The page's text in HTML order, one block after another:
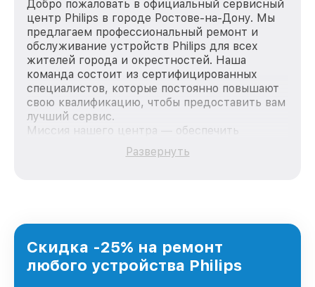
Добро пожаловать в официальный сервисный
центр Philips в городе Ростове-на-Дону. Мы
предлагаем профессиональный ремонт и
обслуживание устройств Philips для всех
жителей города и окрестностей. Наша
команда состоит из сертифицированных
специалистов, которые постоянно повышают
свою квалификацию, чтобы предоставить вам
лучший сервис.
Миссия нашего центра — обеспечить
качественный и доступный ремонт для
каждого пользователя продукции Philips, вне
Ростове-на-Дону, постоянно повышая уровень
доверия и лояльности наших клиентов.
Развернуть
Скидка -25% на ремонт
любого устройства Philips